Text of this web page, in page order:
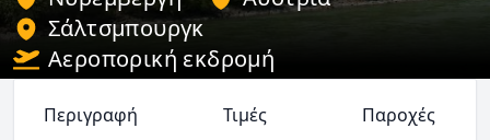
Σάλτσμπουργκ
Αεροπορική εκδρομή
Περιγραφή Τιμές Παροχές